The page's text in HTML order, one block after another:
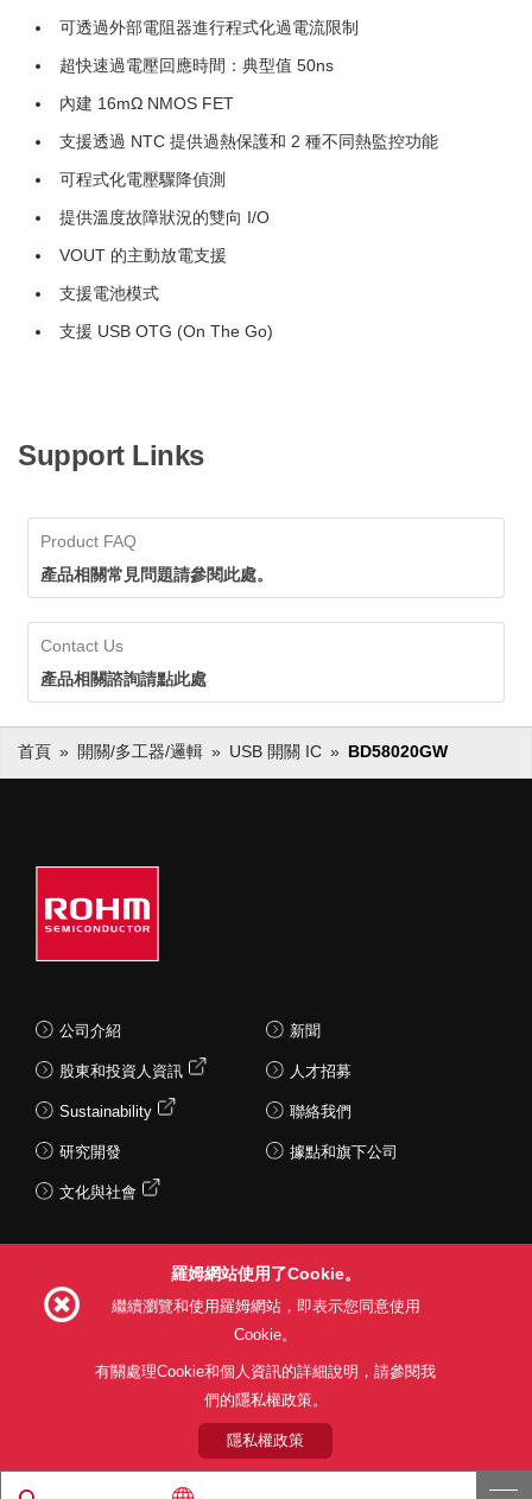
可透過外部電阻器進行程式化過電流限制
超快速過電壓回應時間：典型值 50ns
內建 16mΩ NMOS FET
支援透過 NTC 提供過熱保護和 2 種不同熱監控功能
可程式化電壓驟降偵測
提供溫度故障狀況的雙向 I/O
VOUT 的主動放電支援
支援電池模式
支援 USB OTG (On The Go)
Support Links
Product FAQ
產品相關常見問題請參閱此處。
Contact Us
產品相關諮詢請點此處
首頁 開關/多工器/邏輯 USB 開關 IC BD58020GW
公司介紹
股東和投資人資訊
Sustainability
研究開發
文化與社會
新聞
人才招募
聯絡我們
據點和旗下公司
利用目的 隱私權政策
關於本公司產品銷售之標準條款(PDF)
© 1997 - 2026 ROHM CO., LTD. ALL RIGHTS RESERVED.
羅姆網站使用了Cookie。
繼續瀏覽和使用羅姆網站，即表示您同意使用
Cookie。
有關處理Cookie和個人資訊的詳細說明，請參閱我
們的隱私權政策。
隱私權政策